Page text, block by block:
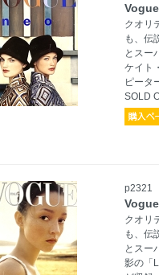
クオリ
も、伝
とスー
ケイト
ピータ
SOLD
p2321
クオリ
も、伝
とスー
影の「